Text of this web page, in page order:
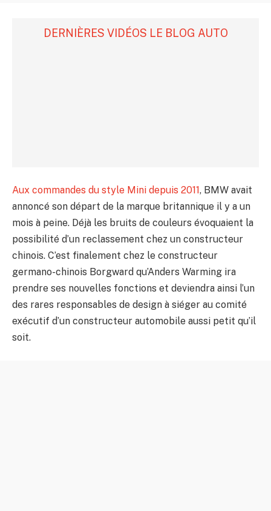
DERNIÈRES VIDÉOS LE BLOG AUTO
Aux commandes du style Mini depuis 2011, BMW avait
annoncé son départ de la marque britannique il y a un
mois à peine. Déjà les bruits de couleurs évoquaient la
possibilité d’un reclassement chez un constructeur
chinois. C’est finalement chez le constructeur
germano-chinois Borgward qu’Anders Warming ira
prendre ses nouvelles fonctions et deviendra ainsi l’un
des rares responsables de design à siéger au comité
exécutif d’un constructeur automobile aussi petit qu’il
soit.